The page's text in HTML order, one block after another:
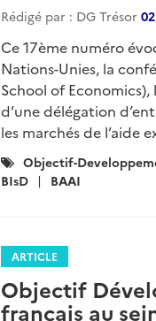
Rédigé par : DG Trésor
Ce 17ème numéro
Nations-Unies, la
School of
d’une délégation
les marchés de l’aide
Catégories
:
Objectif-
BIsD
BAAI
ARTICLE
Objectif
français au